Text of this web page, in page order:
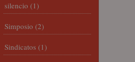
silencio (1)
Simposio (2)
Sindicatos (1)